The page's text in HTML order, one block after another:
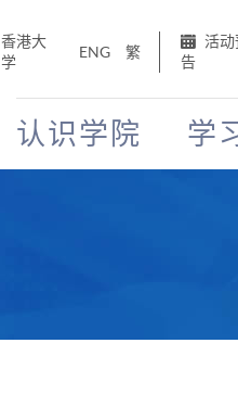
香港大
学
ENG 繁
活动
告
认识学院 学